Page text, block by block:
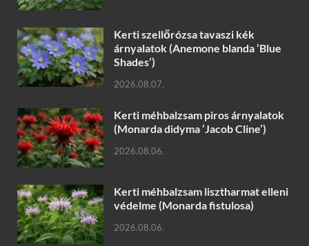
Kerti szellőrózsa tavaszi kék
árnyalatok (Anemone blanda ‘Blue
Shades’)
2026.08.07.
Kerti méhbalzsam piros árnyalatok
(Monarda didyma ‘Jacob Cline’)
2026.08.06.
Kerti méhbalzsam lisztharmat elleni
védelme (Monarda fistulosa)
2026.08.06.